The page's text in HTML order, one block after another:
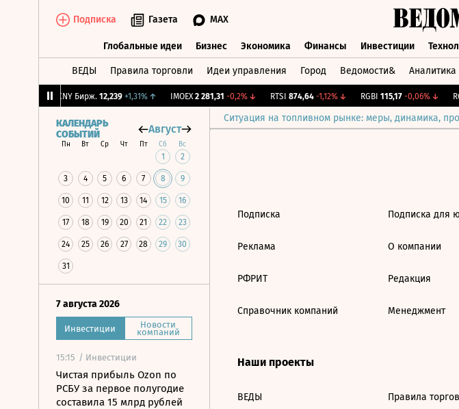
Подписка Газета MAX
Глобальные идеи Бизнес Экономика Финансы Инвестиции
ВЕДЫ Правила торговли Идеи управления Город Ведомости& Аналитика
CNY Бирж. 12,239 +1,31%↑ IMOEX 2 281,31 -0,2%↓ RTSI 874,64 -1,12%↓ RGBI 115,17 -0,06%↓
Ситуация на топливном рынке: меры, динамика,
КАЛЕНДАРЬ
СОБЫТИЙ
Август
Пн Вт Ср Чт Пт Сб Вс
1 2
3 4 5 6 7 8 9
10 11 12 13 14 15 16
17 18 19 20 21 22 23
24 25 26 27 28 29 30
31
7 августа 2026
Инвестиции Новости
компаний
15:15 / Инвестиции
Чистая прибыль Ozon по
РСБУ за первое полугодие
составила 15 млрд рублей
Подписка
Реклама
РФРИТ
Справочник компаний
Подписка для
О компании
Редакция
Менеджмент
Наши проекты
ВЕДЫ Правила